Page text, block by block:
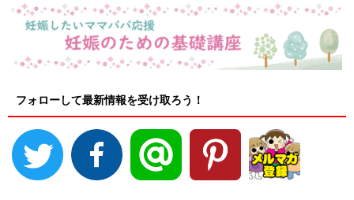
フォローして最新情報を受け取ろう！